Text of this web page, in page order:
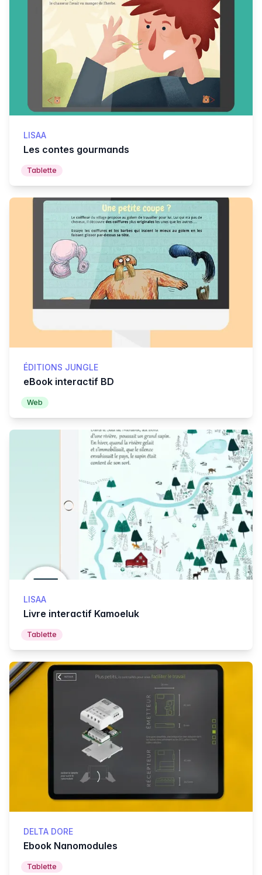
LISAA
Les contes gourmands
Tablette
ÉDITIONS JUNGLE
eBook interactif BD
Web
LISAA
Livre interactif Kamoeluk
Tablette
DELTA DORE
Ebook Nanomodules
Tablette